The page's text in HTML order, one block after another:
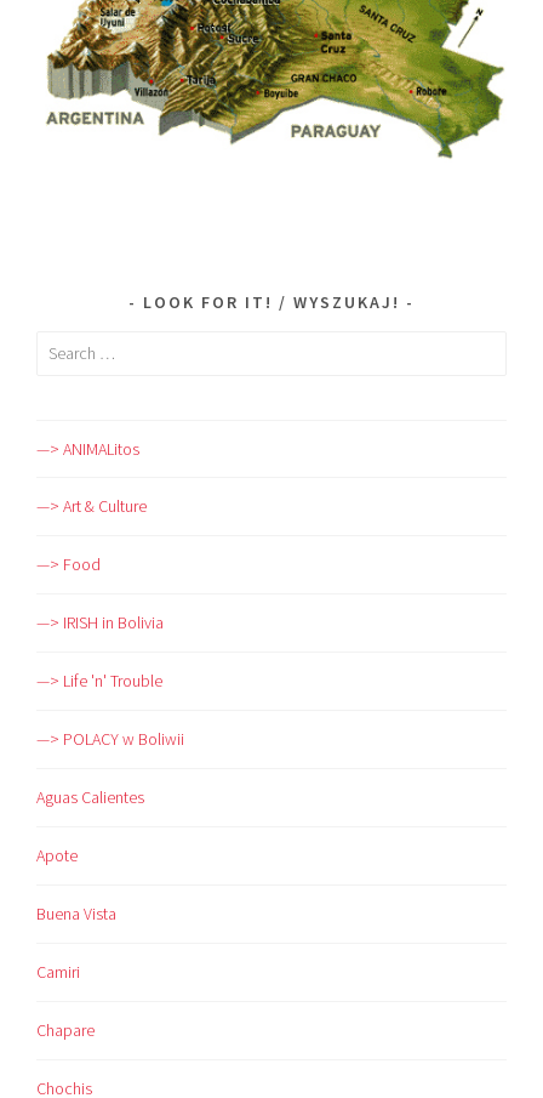
LOOK FOR IT! / WYSZUKAJ!
Search
—> ANIMALitos
—> Art & Culture
—> Food
—> IRISH in Bolivia
—> Life 'n' Trouble
—> POLACY w Boliwii
Aguas Calientes
Apote
Buena Vista
Camiri
Chapare
Chochis